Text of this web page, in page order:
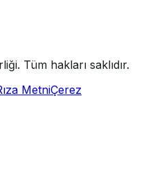
. Tüm hakları saklıdır.
MetniÇerez